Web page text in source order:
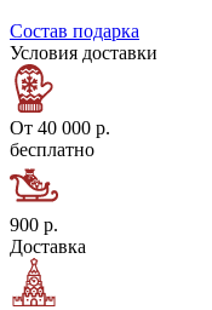
Состав подарка
Условия доставки
От 40 000 р.
бесплатно
900 р.
Доставка